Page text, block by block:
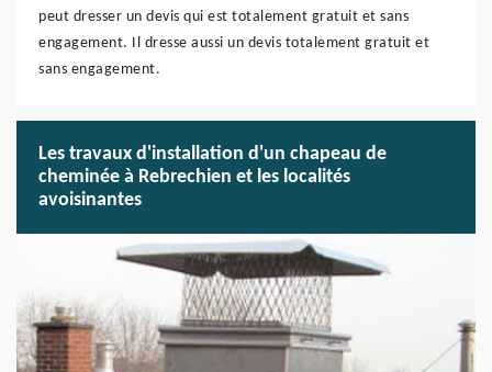
peut dresser un devis qui est totalement gratuit et sans
engagement. Il dresse aussi un devis totalement gratuit et
sans engagement.
Les travaux d'installation d'un chapeau de
cheminée à Rebrechien et les localités
avoisinantes